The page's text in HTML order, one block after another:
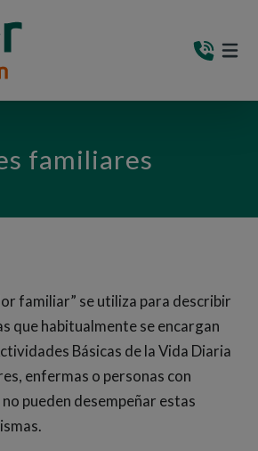
familiares
familiar” se utiliza para describir
que habitualmente se encargan
Básicas de la Vida Diaria
enfermas o personas con
pueden desempeñar estas